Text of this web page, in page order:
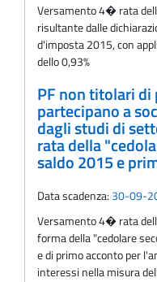
Versamento 4� rata
risultante dalle
d'imposta 2015, con
dello 0,93%
PF non titolari
partecipano a
dagli studi di
rata della
saldo 2015 e
Data scadenza: 30-09-
Versamento 4� rata
forma della "cedolare
e di primo acconto per
interessi nella misura